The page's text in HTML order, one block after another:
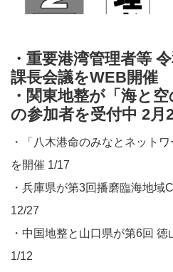
・重要港湾管理者等
課長会議をWEB開催​​
・関東地整が「海と
の参加者を受付中 2月
・「八木港命のみなとネット
を開催 1/17​​
・兵庫県が第3回播磨臨海地域
12/27
・中国地整と山口県が第6回
1/12